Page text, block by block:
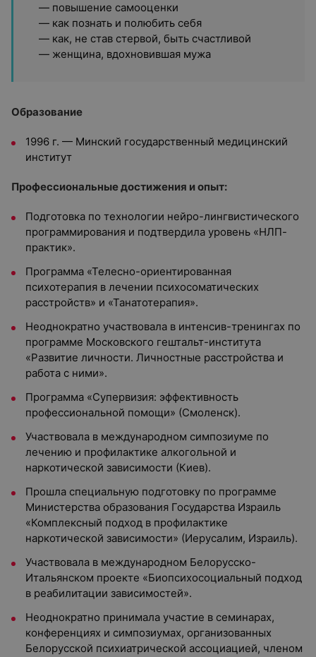
— повышение самооценки
— как познать и полюбить себя
— как, не став стервой, быть счастливой
— женщина, вдохновившая мужа
Образование
1996 г. — Минский государственный медицинский
институт
Профессиональные достижения и опыт:
Подготовка по технологии нейро-лингвистического
программирования и подтвердила уровень «НЛП-
практик».
Программа «Телесно-ориентированная
психотерапия в лечении психосоматических
расстройств» и «Танатотерапия».
Неоднократно участвовала в интенсив-тренингах по
программе Московского гештальт-института
«Развитие личности. Личностные расстройства и
работа с ними».
Программа «Супервизия: эффективность
профессиональной помощи» (Смоленск).
Участвовала в международном симпозиуме по
лечению и профилактике алкогольной и
наркотической зависимости (Киев).
Прошла специальную подготовку по программе
Министерства образования Государства Израиль
«Комплексный подход в профилактике
наркотической зависимости» (Иерусалим, Израиль).
Участвовала в международном Белорусско-
Итальянском проекте «Биопсихосоциальный подход
в реабилитации зависимостей».
Неоднократно принимала участие в семинарах,
конференциях и симпозиумах, организованных
Белорусской психиатрической ассоциацией, членом